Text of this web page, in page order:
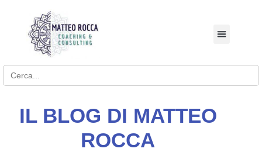
Search for:
IL BLOG DI MATTEO
ROCCA